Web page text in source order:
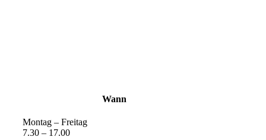
Wann
Montag – Freitag
7.30 – 17.00